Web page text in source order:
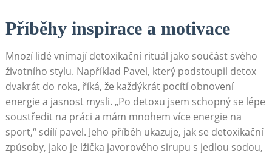
Příběhy inspirace a motivace
Mnozí lidé vnímají detoxikační rituál jako součást ‍svého
‍životního ⁣stylu. Například Pavel, který podstoupil⁣ detox
dvakrát do roka, říká, ​že každýkrát pocítí obnovení
⁤energie a ​jasnost mysli. ⁣„Po detoxu jsem schopný se lépe⁢
soustředit na ⁤práci ​a mám mnohem více energie na⁢
sport,“ sdílí pavel. Jeho⁤ příběh ukazuje,⁤ jak se detoxikační⁣
způsoby, jako je‍ lžička javorového sirupu s​ jedlou sodou,